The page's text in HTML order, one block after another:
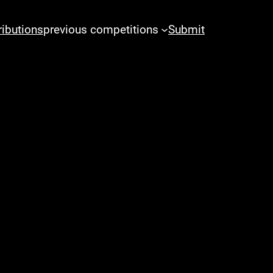
previous competitions Submit